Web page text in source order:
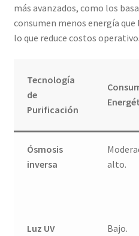
más avanzados, como los
consumen menos energía
lo que reduce costos
Tecnología
de
Purificación
Ósmosis
inversa
alto.
Luz UV Bajo.